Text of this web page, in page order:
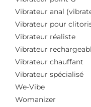
Vibrateur anal
Vibrateur pour
Vibrateur réaliste
Vibrateur
Vibrateur chauffant
Vibrateur spécialisé
We-Vibe
Womanizer